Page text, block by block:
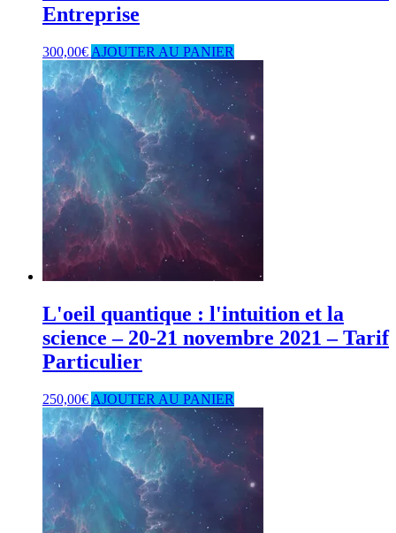
Entreprise
300,00€ AJOUTER AU PANIER
L'oeil quantique : l'intuition et la
science – 20-21 novembre 2021 – Tarif
Particulier
250,00€ AJOUTER AU PANIER